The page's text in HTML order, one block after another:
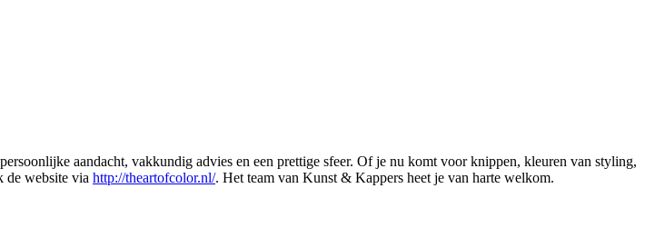
aandacht, vakkundig advies en een prettige sfeer. Of je nu komt voor knippen, kleuren van styling,
de website via http://theartofcolor.nl/. Het team van Kunst & Kappers heet je van harte welkom.